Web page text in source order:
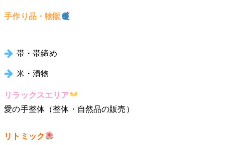
手作り品・物販
帯・帯締め
米・漬物
リラックスエリア
愛の手整体（整体・自然品の販売）
リトミック